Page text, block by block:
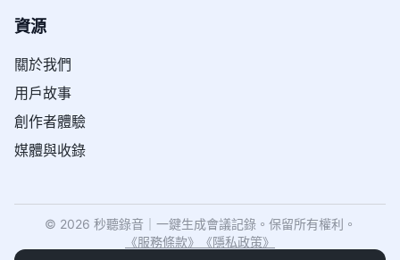
資源
關於我們
用戶故事
創作者體驗
媒體與收錄
© 2026 秒聽錄音｜一鍵生成會議記錄。保留所有權利。
《服務條款》 《隱私政策》